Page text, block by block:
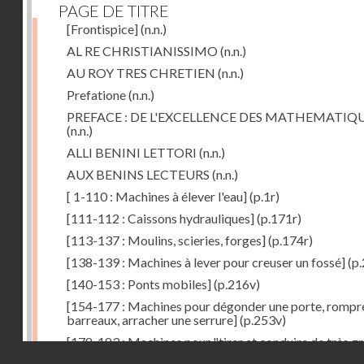
PAGE DE TITRE
[Frontispice](n.n.)
AL RE CHRISTIANISSIMO (n.n.)
AU ROY TRES CHRETIEN (n.n.)
Prefatione(n.n.)
PREFACE : DE L'EXCELLENCE DES
(n.n.)
ALLI BENINI LETTORI (n.n.)
AUX BENINS LECTEURS (n.n.)
[ 1-110 : Machines à élever l'eau](p.1r)
[111-112 : Caissons hydrauliques](p.171r)
[113-137 : Moulins, scieries, forges](p.174r)
[138-139 : Machines à lever pour creuser un fossé]
[140-153 : Ponts mobiles](p.216v)
[154-177 : Machines pour dégonder une porte,
barreaux, arracher une serrure](p.253v)
[178-183 : Machines pour "tirer et conduire de très